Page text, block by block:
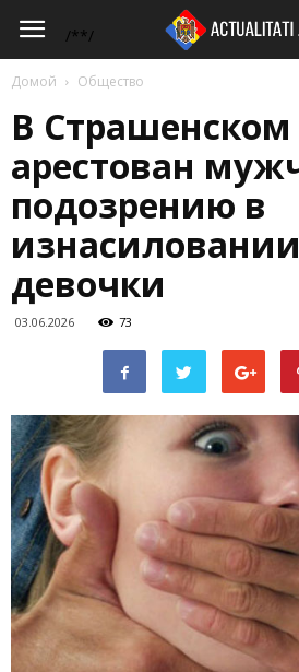
/**/
Actualitati.md
Домой Общество
В Страшенском
арестован
подозрению в
девочки
03.06.2026 73